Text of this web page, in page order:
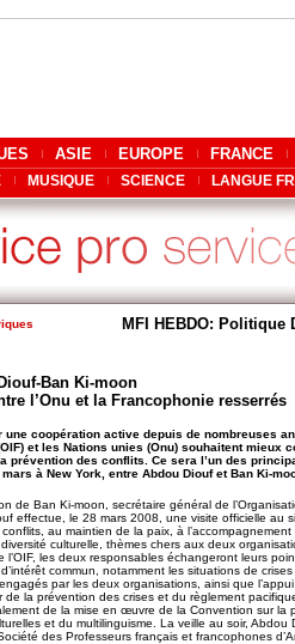
ASIE EUROPE FRANCE
MUSIQUE SCIENCE LANGUE
MFI HEBDO: Politique
Ban Ki-moon
l’Onu et la Francophonie resserrés
une coopération active depuis de nombreuses
et les Nations unies (Onu) souhaitent mieux
prévention des conflits. Ce sera l’un des
à New York, entre Abdou Diouf et Ban Ki-
de Ban Ki-moon, secrétaire général de
effectue, le 28 mars 2008, une visite officielle au
au maintien de la paix, à
culturelle, thèmes chers aux deux
l’OIF, les deux responsables échangeront leurs
commun, notamment les situations de
par les deux organisations, ainsi que
de la prévention des crises et du règlement
de la mise en œuvre de la Convention sur la
et du multilinguisme. La veille au soir,
des Professeurs français et francophones